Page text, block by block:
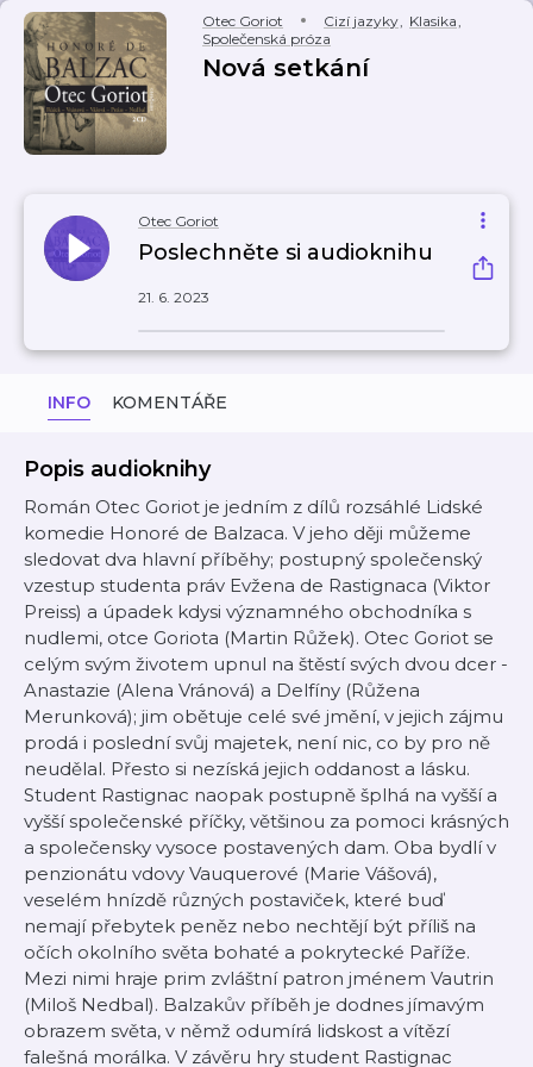
Otec Goriot Cizí jazyky, Klasika,
Společenská próza
Nová setkání
Otec Goriot
Poslechněte si audioknihu
21. 6. 2023
INFO KOMENTÁŘE
Popis audioknihy
Román Otec Goriot je jedním z dílů rozsáhlé Lidské
komedie Honoré de Balzaca. V jeho ději můžeme
sledovat dva hlavní příběhy; postupný společenský
vzestup studenta práv Evžena de Rastignaca (Viktor
Preiss) a úpadek kdysi významného obchodníka s
nudlemi, otce Goriota (Martin Růžek). Otec Goriot se
celým svým životem upnul na štěstí svých dvou dcer -
Anastazie (Alena Vránová) a Delfíny (Růžena
Merunková); jim obětuje celé své jmění, v jejich zájmu
prodá i poslední svůj majetek, není nic, co by pro ně
neudělal. Přesto si nezíská jejich oddanost a lásku.
Student Rastignac naopak postupně šplhá na vyšší a
vyšší společenské příčky, většinou za pomoci krásných
a společensky vysoce postavených dam. Oba bydlí v
penzionátu vdovy Vauquerové (Marie Vášová),
veselém hnízdě různých postaviček, které buď
nemají přebytek peněz nebo nechtějí být příliš na
očích okolního světa bohaté a pokrytecké Paříže.
Mezi nimi hraje prim zvláštní patron jménem Vautrin
(Miloš Nedbal). Balzakův příběh je dodnes jímavým
obrazem světa, v němž odumírá lidskost a vítězí
falešná morálka. V závěru hry student Rastignac